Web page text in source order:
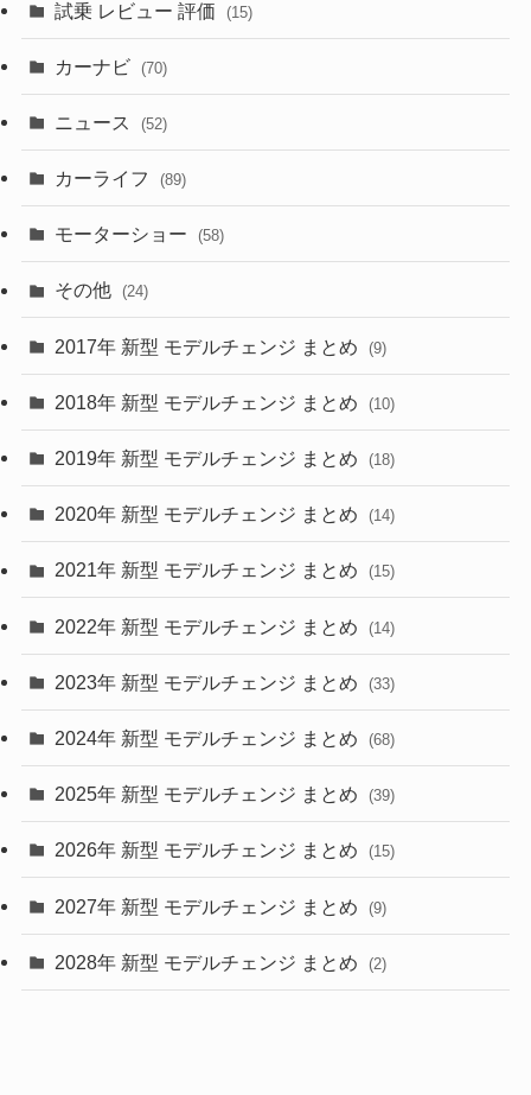
(253)
(50)
(43)
(6)
(9)
(30)
(27)
(58)
(28)
(27)
(26)
(10)
(35)
(9)
(22)
(4)
(9)
(4)
(1)
(1)
(7)
試乗 レビュー 評価 (15)
カーナビ (70)
ニュース (52)
カーライフ (89)
モーターショー (58)
その他 (24)
2017年 新型 モデルチェンジ まとめ (9)
2018年 新型 モデルチェンジ まとめ (10)
2019年 新型 モデルチェンジ まとめ (18)
2020年 新型 モデルチェンジ まとめ (14)
2021年 新型 モデルチェンジ まとめ (15)
2022年 新型 モデルチェンジ まとめ (14)
2023年 新型 モデルチェンジ まとめ (33)
2024年 新型 モデルチェンジ まとめ (68)
2025年 新型 モデルチェンジ まとめ (39)
2026年 新型 モデルチェンジ まとめ (15)
2027年 新型 モデルチェンジ まとめ (9)
2028年 新型 モデルチェンジ まとめ (2)